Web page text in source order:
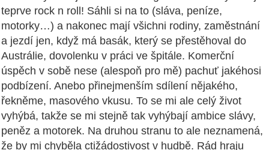
teprve rock n roll! Sáhli si na to (sláva, peníze,
motorky…) a nakonec mají všichni rodiny, zaměstnání
a jezdí jen, když má basák, který se přestěhoval do
Austrálie, dovolenku v práci ve špitále. Komerční
úspěch v sobě nese (alespoň pro mě) pachuť jakéhosi
podbízení. Anebo přinejmenším sdílení nějakého,
řekněme, masového vkusu. To se mi ale celý život
vyhýbá, takže se mi stejně tak vyhýbají ambice slávy,
peněz a motorek. Na druhou stranu to ale neznamená,
že by mi chyběla ctižádostivost v hudbě. Rád hraju